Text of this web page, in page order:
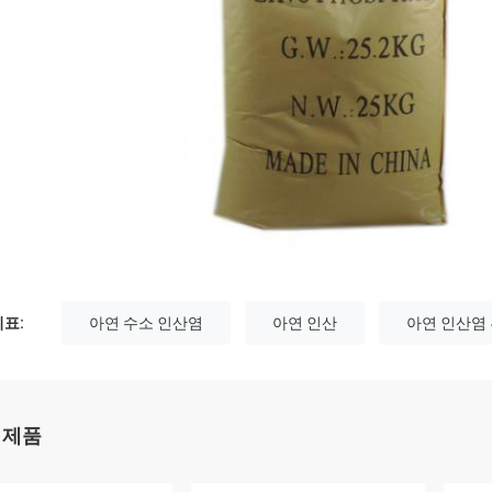
표: 아연 수소 인산염 아연 인산 아연 인산염
품